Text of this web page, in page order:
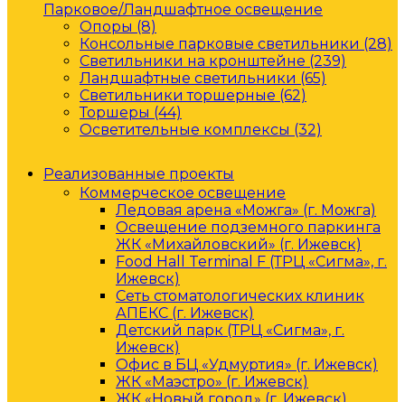
Парковое/Ландшафтное освещение
Опоры (8)
Консольные парковые светильники (28)
Светильники на кронштейне (239)
Ландшафтные светильники (65)
Светильники торшерные (62)
Торшеры (44)
Осветительные комплексы (32)
Реализованные проекты
Коммерческое освещение
Ледовая арена «Можга» (г. Можга)
Освещение подземного паркинга
ЖК «Михайловский» (г. Ижевск)
Food Hall Terminal F (ТРЦ «Сигма», г.
Ижевск)
Сеть стоматологических клиник
АПЕКС (г. Ижевск)
Детский парк (ТРЦ «Сигма», г.
Ижевск)
Офис в БЦ «Удмуртия» (г. Ижевск)
ЖК «Маэстро» (г. Ижевск)